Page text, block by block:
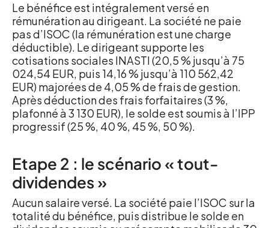
Le bénéfice est intégralement versé en
rémunération au dirigeant. La société ne paie
pas d’ISOC (la rémunération est une charge
déductible). Le dirigeant supporte les
cotisations sociales INASTI (20,5 % jusqu’à 75
024,54 EUR, puis 14,16 % jusqu’à 110 562,42
EUR) majorées de 4,05 % de frais de gestion.
Après déduction des frais forfaitaires (3 %,
plafonné à 3 130 EUR), le solde est soumis à l’IPP
progressif (25 %, 40 %, 45 %, 50 %).
Etape 2 : le scénario « tout-
dividendes »
Aucun salaire versé. La société paie l’ISOC sur la
totalité du bénéfice, puis distribue le solde en